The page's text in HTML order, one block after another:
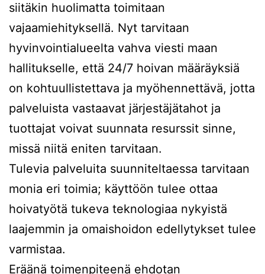
siitäkin huolimatta toimitaan
vajaamiehityksellä. Nyt tarvitaan
hyvinvointialueelta vahva viesti maan
hallitukselle, että 24/7 hoivan määräyksiä
on kohtuullistettava ja myöhennettävä, jotta
palveluista vastaavat järjestäjätahot ja
tuottajat voivat suunnata resurssit sinne,
missä niitä eniten tarvitaan.
Tulevia palveluita suunniteltaessa tarvitaan
monia eri toimia; käyttöön tulee ottaa
hoivatyötä tukeva teknologiaa nykyistä
laajemmin ja omaishoidon edellytykset tulee
varmistaa.
Eräänä toimenpiteenä ehdotan